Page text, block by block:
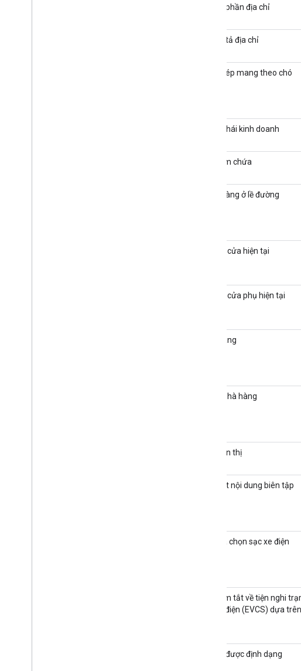
Thành phần địa chỉ
Bộ mô tả địa chỉ
Cho phép mang theo chó
Trạng thái kinh doanh
Địa điểm chứa
Nhận hàng ở lề đường
Giờ mở cửa hiện tại
Giờ mở cửa phụ hiện tại
Giao hàng
Ăn tại nhà hàng
Tên hiển thị
Tóm tắt nội dung biên tập
Các lựa chọn sạc xe điện
Bản tóm tắt về tiện nghi
sạc xe điện (EVCS) dựa trên
Địa chỉ được định dạng